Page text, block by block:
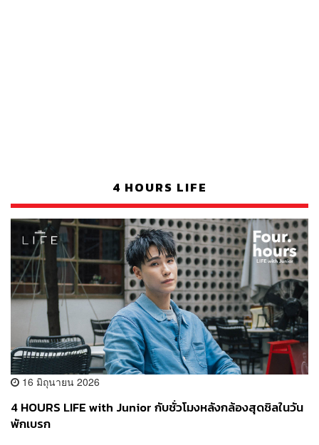
4 HOURS LIFE
16 มิถุนายน 2026
4 HOURS LIFE with Junior กับชั่วโมงหลังกล้องสุดชิลในวัน
พักเบรก